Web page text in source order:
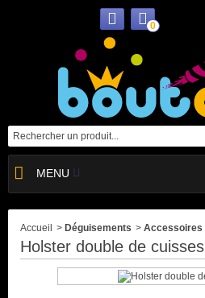
0
MENU
Accueil > Déguisements > Accessoires
Holster double de cuisses